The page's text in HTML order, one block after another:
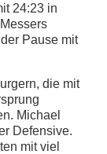
24:23 in
Pause mit
die mit
Michael
Defensive.
mit viel